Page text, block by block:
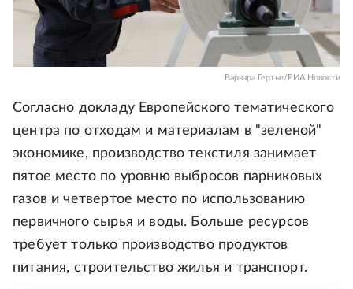
Варвара Гертье/РИА Новости
Согласно докладу Европейского тематического
центра по отходам и материалам в "зеленой"
экономике, производство текстиля занимает
пятое место по уровню выбросов парниковых
газов и четвертое место по использованию
первичного сырья и воды. Больше ресурсов
требует только производство продуктов
питания, строительство жилья и транспорт.